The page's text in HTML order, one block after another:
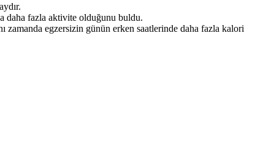
daha fazla aktivite olduğunu buldu.
zamanda egzersizin günün erken saatlerinde daha fazla kalori